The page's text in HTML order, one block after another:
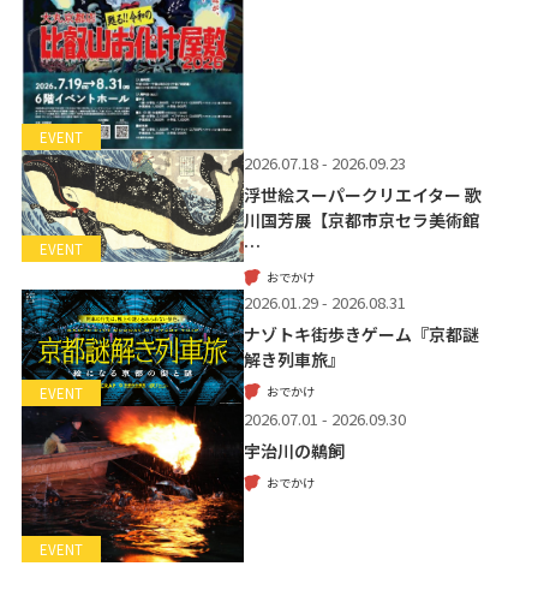
EVENT
EVENT
2026.07.18 - 2026.09.23
浮世絵スーパークリエイター 歌
川国芳展【京都市京セラ美術館
…
おでかけ
EVENT
2026.01.29 - 2026.08.31
ナゾトキ街歩きゲーム『京都謎
解き列車旅』
おでかけ
EVENT
2026.07.01 - 2026.09.30
宇治川の鵜飼
おでかけ